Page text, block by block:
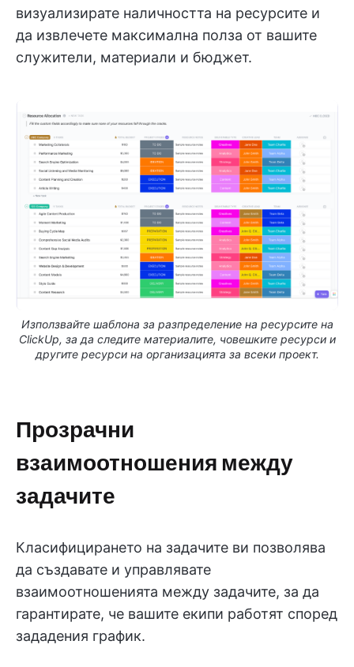
визуализирате наличността на ресурсите и
да извлечете максимална полза от вашите
служители, материали и бюджет.
Използвайте шаблона за разпределение на ресурсите на
ClickUp, за да следите материалите, човешките ресурси и
другите ресурси на организацията за всеки проект.
Прозрачни
взаимоотношения между
задачите
Класифицирането на задачите ви позволява
да създавате и управлявате
взаимоотношенията между задачите, за да
гарантирате, че вашите екипи работят според
зададения график.